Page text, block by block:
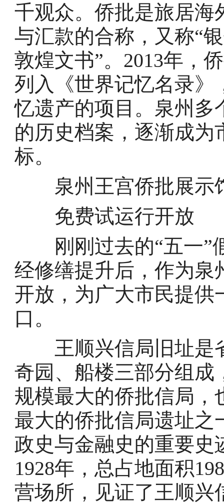
千观众。侨批是旅居海
与汇款的合称，又称“
敦煌文书”。2013年，
列入《世界记忆名录》
忆遗产的项目。泉州多
的历史档案，逐渐成
标。
泉州王宫侨批展示
免费试运行开放
刚刚过去的“五一”
经修缮提升后，作为泉
开放，为广大市民提供
口。
王顺兴信局旧址是
奇园、船楼三部分组成
规模最大的侨批信局，
最大的侨批信局遗址之
政史与金融史的重要史
1928年，总占地面积
营场所，见证了王顺兴